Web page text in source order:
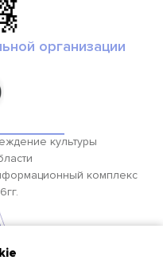
организации
культуры
комплекс